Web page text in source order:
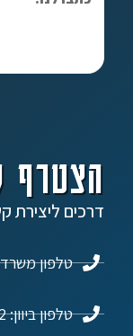
הצטרף
דרכים ליצירת
טלפון משרד: 04-
טלפון ביוון: 30-6985602452